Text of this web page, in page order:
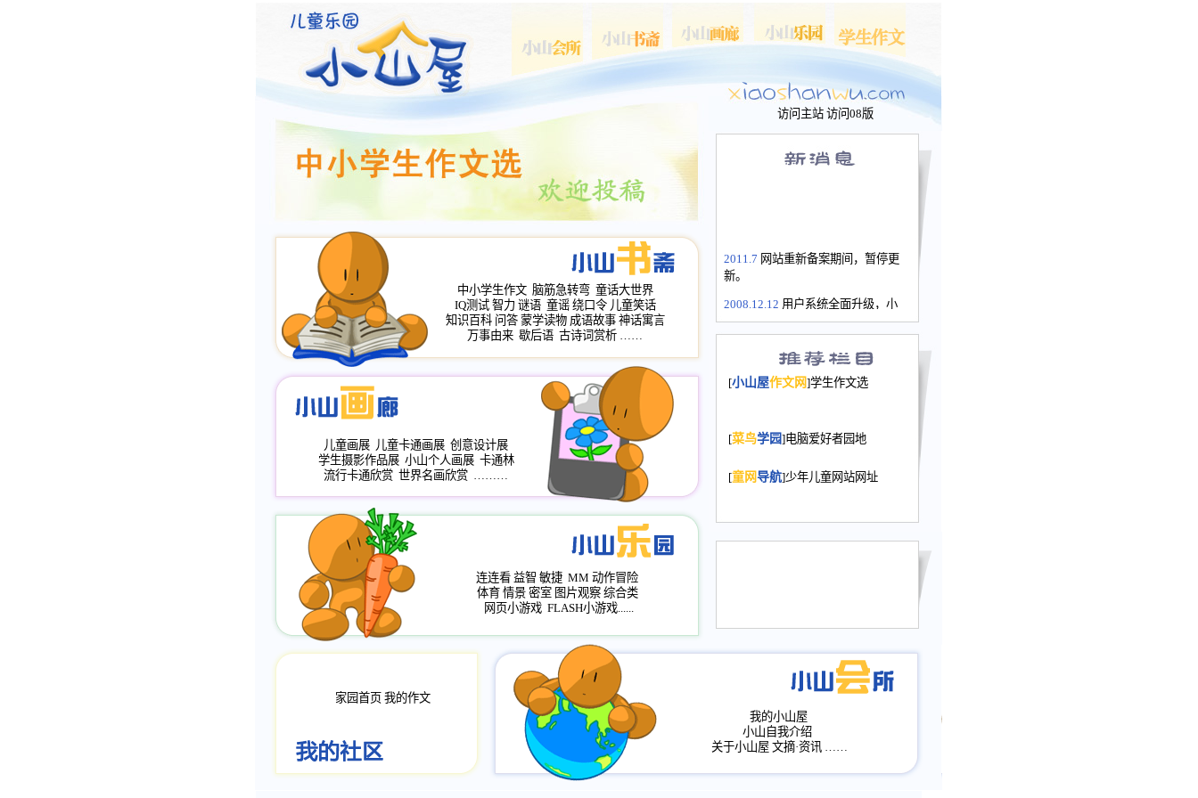
访问主站 访问08版
2011.7 网站重新备案期间，暂停更
新。
2008.12.12 用户系统全面升级，小
长会、家园网－个人空间，用户一
次注册全部通行。
2008.12.12家园网正式运行，域
年，2009版提前启用，小山屋全面
小山画廊均增加多个新栏目。。
评分、顶功能，作文宝典改版。
[小山屋作文网]学生作文选
[菜鸟学园]电脑爱好者园地
[童网导航]少年儿童网站网址
中小学生作文 脑筋急转弯 童话大世界
IQ测试 智力 谜语 童谣 绕口令 儿童笑话
知识百科 问答 蒙学读物 成语故事 神话寓言
万事由来 歇后语 古诗词赏析 ……
儿童画展 儿童卡通画展 创意设计展
学生摄影作品展 小山个人画展 卡通林
流行卡通欣赏 世界名画欣赏 ………
连连看 益智 敏捷 MM 动作冒险
体育 情景 密室 图片观察 综合类
网页小游戏 FLASH小游戏......
家园首页 我的作文
我的小山屋
小山自我介绍
关于小山屋 文摘·资讯 ……